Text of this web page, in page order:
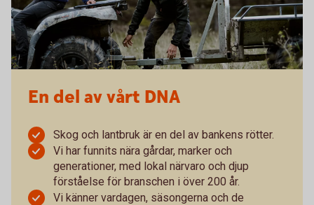
En del av vårt DNA
Skog och lantbruk är en del av bankens rötter.
Vi har funnits nära gårdar, marker och
generationer, med lokal närvaro och djup
förståelse för branschen i över 200 år.
Vi känner vardagen, säsongerna och de